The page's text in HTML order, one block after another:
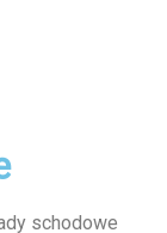
schodowe